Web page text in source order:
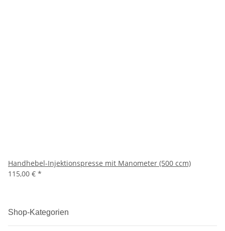
Handhebel-Injektionspresse mit Manometer (500 ccm)
115,00 € *
Shop-Kategorien